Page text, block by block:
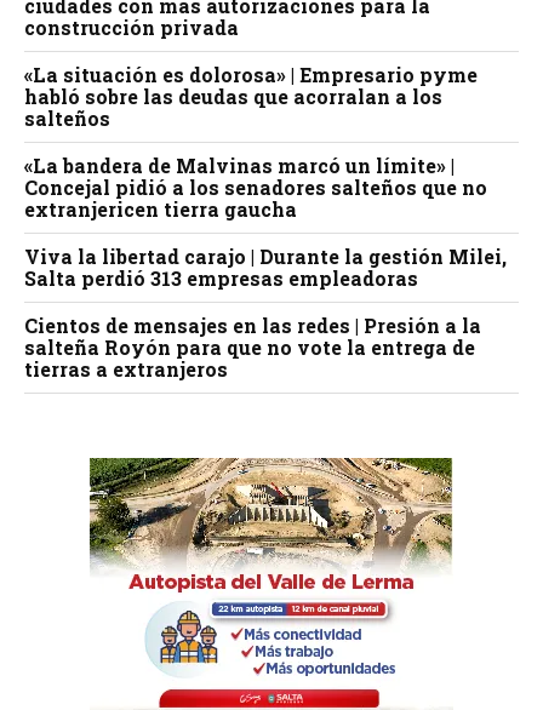
ciudades con más autorizaciones para la
construcción privada
«La situación es dolorosa» | Empresario pyme
habló sobre las deudas que acorralan a los
salteños
«La bandera de Malvinas marcó un límite» |
Concejal pidió a los senadores salteños que no
extranjericen tierra gaucha
Viva la libertad carajo | Durante la gestión Milei,
Salta perdió 313 empresas empleadoras
Cientos de mensajes en las redes | Presión a la
salteña Royón para que no vote la entrega de
tierras a extranjeros